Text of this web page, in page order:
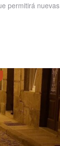
permitirá nuevas